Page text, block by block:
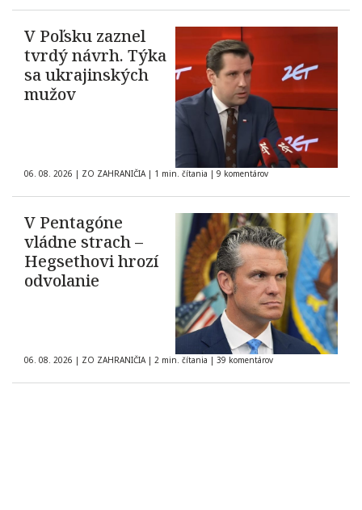
V Poľsku zaznel
tvrdý návrh. Týka
sa ukrajinských
mužov
06. 08. 2026 | ZO ZAHRANIČIA | 1 min. čítania | 9 komentárov
V Pentagóne
vládne strach –
Hegsethovi hrozí
odvolanie
06. 08. 2026 | ZO ZAHRANIČIA | 2 min. čítania | 39 komentárov